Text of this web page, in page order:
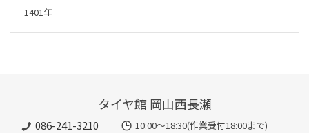
1401年
タイヤ館 岡山西長瀬
086-241-3210
10:00〜18:30(作業受付18:00まで)